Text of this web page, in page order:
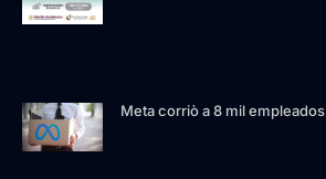
Meta corriò a 8 mil empleados